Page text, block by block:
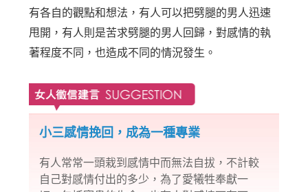
有各自的觀點和想法，有人可以把劈腿的男人迅速
甩開，有人則是苦求劈腿的男人回歸，對感情的執
著程度不同，也造成不同的情況發生。
小三感情挽回，成為一種專業
有人常常一頭栽到感情中而無法自拔，不計較
自己對感情付出的多少，為了愛犧牲奉獻一